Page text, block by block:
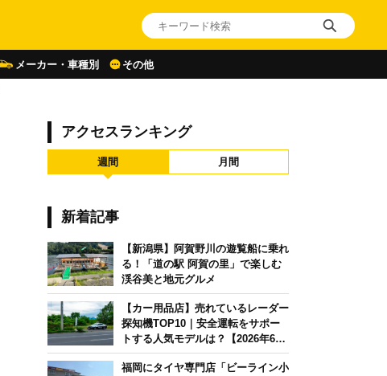
メーカー・車種別 その他
アクセスランキング
週間 月間
新着記事
【新潟県】阿賀野川の遊覧船に乗れ
る！「道の駅 阿賀の里」で楽しむ
渓谷美と地元グルメ
【カー用品店】売れているレーダー
探知機TOP10｜安全運転をサポー
トする人気モデルは？【2026年6月
版】
福岡にタイヤ専門店「ビーライン小